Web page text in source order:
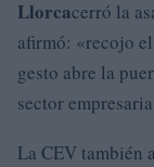
Llorcacerró la
afirmó: «recojo
gesto abre la
sector
La CEV también